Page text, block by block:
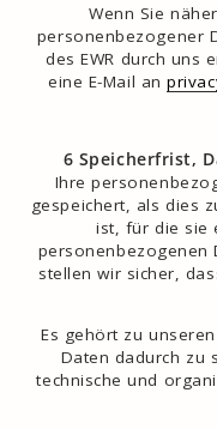
Wenn Sie
personenbezogener
des EWR durch uns
eine E-Mail an
6 Speicherfrist,
Ihre
gespeichert, als dies
ist, für die sie
personenbezogenen
stellen wir sicher,
Es gehört zu
Daten dadurch zu
technische und